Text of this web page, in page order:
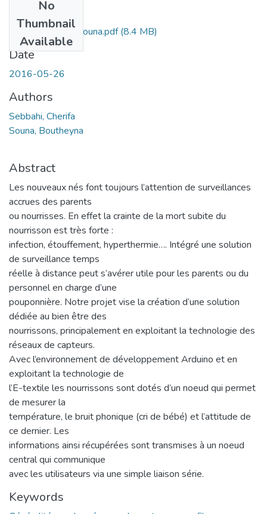
No
Thumbnail
Available
Ms.Tel.Sebbahi+Souna.pdf(8.4 MB)
Date
2016-05-26
Authors
Sebbahi, Cherifa
Souna, Boutheyna
Abstract
Les nouveaux nés font toujours l’attention de surveillances
accrues des parents
ou nourrisses. En effet la crainte de la mort subite du
nourrisson est très forte :
infection, étouffement, hyperthermie…. Intégré une solution
de surveillance temps
réelle à distance peut s’avérer utile pour les parents ou du
personnel en charge d’une
pouponnière. Notre projet vise la création d’une solution
dédiée au bien être des
nourrissons, principalement en exploitant la technologie des
réseaux de capteurs.
Avec l’environnement de développement Arduino et en
exploitant la technologie de
l’E-textile les nourrissons sont dotés d’un noeud qui permet
de mesurer la
température, le bruit phonique (cri de bébé) et l’attitude de
ce dernier. Les
informations ainsi récupérées sont transmises à un noeud
central qui communique
avec les utilisateurs via une simple liaison série.
Keywords